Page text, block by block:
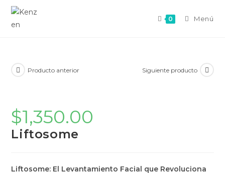
0 Menú
Producto anterior Siguiente producto
$1,350.00
Liftosome
Liftosome: El Levantamiento Facial que Revoluciona